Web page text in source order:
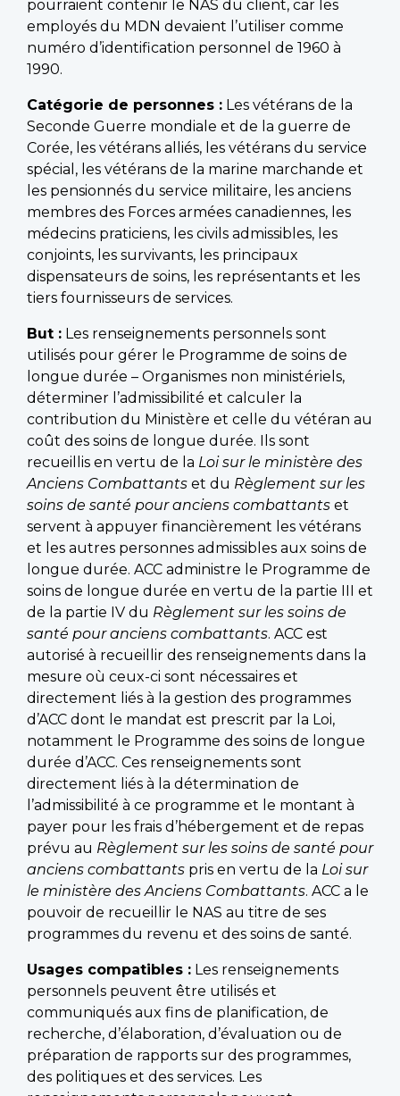
pourraient contenir le NAS du client, car les
employés du MDN devaient l’utiliser comme
numéro d’identification personnel de 1960 à
1990.
Catégorie de personnes : Les vétérans de la
Seconde Guerre mondiale et de la guerre de
Corée, les vétérans alliés, les vétérans du service
spécial, les vétérans de la marine marchande et
les pensionnés du service militaire, les anciens
membres des Forces armées canadiennes, les
médecins praticiens, les civils admissibles, les
conjoints, les survivants, les principaux
dispensateurs de soins, les représentants et les
tiers fournisseurs de services.
But : Les renseignements personnels sont
utilisés pour gérer le Programme de soins de
longue durée – Organismes non ministériels,
déterminer l’admissibilité et calculer la
contribution du Ministère et celle du vétéran au
coût des soins de longue durée. Ils sont
recueillis en vertu de la Loi sur le ministère des
Anciens Combattants et du Règlement sur les
soins de santé pour anciens combattants et
servent à appuyer financièrement les vétérans
et les autres personnes admissibles aux soins de
longue durée. ACC administre le Programme de
soins de longue durée en vertu de la partie III et
de la partie IV du Règlement sur les soins de
santé pour anciens combattants. ACC est
autorisé à recueillir des renseignements dans la
mesure où ceux-ci sont nécessaires et
directement liés à la gestion des programmes
d’ACC dont le mandat est prescrit par la Loi,
notamment le Programme des soins de longue
durée d’ACC. Ces renseignements sont
directement liés à la détermination de
l’admissibilité à ce programme et le montant à
payer pour les frais d’hébergement et de repas
prévu au Règlement sur les soins de santé pour
anciens combattants pris en vertu de la Loi sur
le ministère des Anciens Combattants. ACC a le
pouvoir de recueillir le NAS au titre de ses
programmes du revenu et des soins de santé.
Usages compatibles : Les renseignements
personnels peuvent être utilisés et
communiqués aux fins de planification, de
recherche, d’élaboration, d’évaluation ou de
préparation de rapports sur des programmes,
des politiques et des services. Les